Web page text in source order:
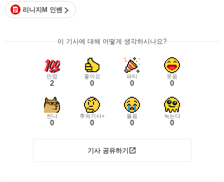
리니지M 인벤
이 기사에 대해 어떻게 생각하시나요?
만점
2
좋아요
0
파티
0
웃음
0
씬나
0
후속기사+
0
울음
0
녹는다
0
기사 공유하기